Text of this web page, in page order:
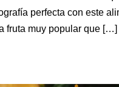
perfecta con este
fruta muy popular que […]